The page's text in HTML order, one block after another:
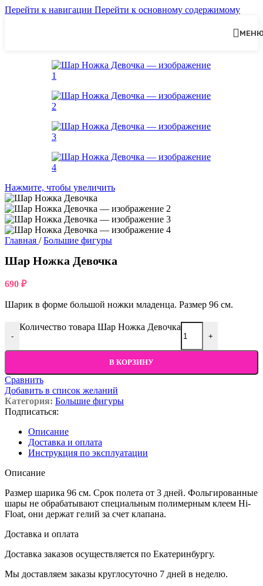
Перейти к навигации Перейти к основному содержимому
Нажмите, чтобы увеличить
Главная / Большие фигуры
Шар Ножка Девочка
690 ₽
Шарик в форме большой ножки младенца. Размер 96 см.
-
Количество товара Шар Ножка Девочка
+
В КОРЗИНУ
Сравнить
Добавить в список желаний
Категория: Большие фигуры
Подписаться:
Описание
Доставка и оплата
Инструкция по эксплуатации
Описание
Размер шарика 96 см. Срок полета от 3 дней. Фольгированные
шары не обрабатывают специальным полимерным клеем Hi-
Float, они держат гелий за счет клапана.
Доставка и оплата
Доставка заказов осуществляется по Екатеринбургу.
Мы доставляем заказы круглосуточно 7 дней в неделю.